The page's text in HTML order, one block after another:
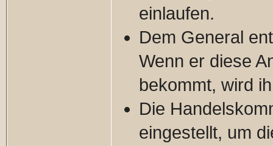
einlaufen.
Dem General
Wenn er diese
bekommt, wird
Die
eingestellt, um